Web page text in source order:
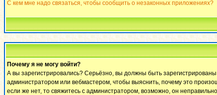
С кем мне надо связаться, чтобы сообщить о незаконных приложениях?
Почему я не могу войти?
А вы зарегистрировались? Серьёзно, вы должны быть
администратором или вебмастером, чтобы выяснить, почему это
если же нет, то свяжитесь с администратором, возможно, он